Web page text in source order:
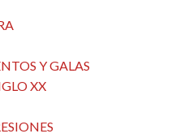
Y GALAS
XX